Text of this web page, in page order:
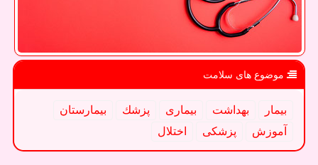
موضوع های سلامت
بیمار بهداشت بیماری پزشك
بیمارستان
آموزش
پزشكی اختلال